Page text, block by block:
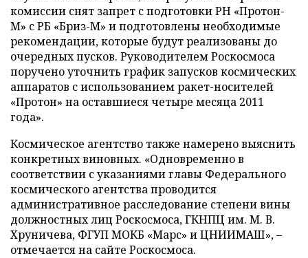
комиссии снят запрет с подготовки РН «Протон-
М» с РБ «Бриз-М» и подготовлены необходимые
рекомендации, которые будут реализованы до
очередных пусков. Руководителем Роскосмоса
поручено уточнить график запусков космических
аппаратов с использованием ракет-носителей
«Протон» на оставшиеся четыре месяца 2011
года».
Космическое агентство также намерено выяснить
конкретных виновных. «Одновременно в
соответствии с указаниями главы Федерального
космического агентства проводится
административное расследование степени вины
должностных лиц Роскосмоса, ГКНПЦ им. М. В.
Хруничева, ФГУП МОКБ «Марс» и ЦНИИМАШ», –
отмечается на сайте Роскосмоса.